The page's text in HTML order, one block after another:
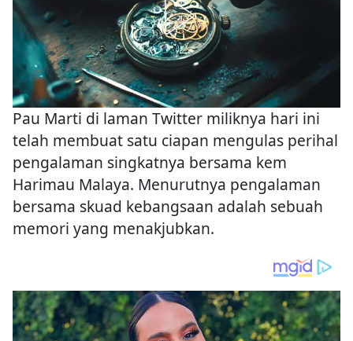
Pau Marti di laman Twitter miliknya hari ini
telah membuat satu ciapan mengulas perihal
pengalaman singkatnya bersama kem
Harimau Malaya. Menurutnya pengalaman
bersama skuad kebangsaan adalah sebuah
memori yang menakjubkan.